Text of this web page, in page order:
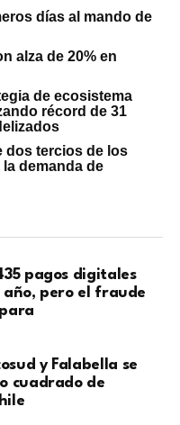
días al mando de
alza de 20% en
de ecosistema
récord de 31
dos tercios de los
demanda de
pagos digitales
año, pero el fraude
y Falabella se
cuadrado de